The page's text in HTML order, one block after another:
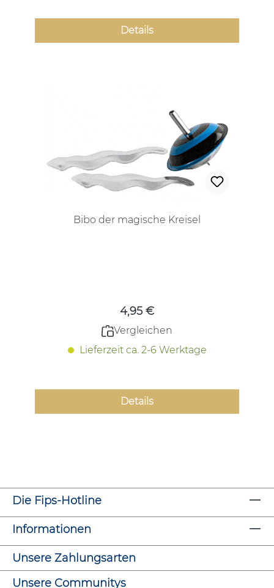
Details
Bibo der magische Kreisel
4,95 €
Vergleichen
Lieferzeit ca. 2-6 Werktage
Details
Die Fips-Hotline
Informationen
Unsere Zahlungsarten
Unsere Communitys